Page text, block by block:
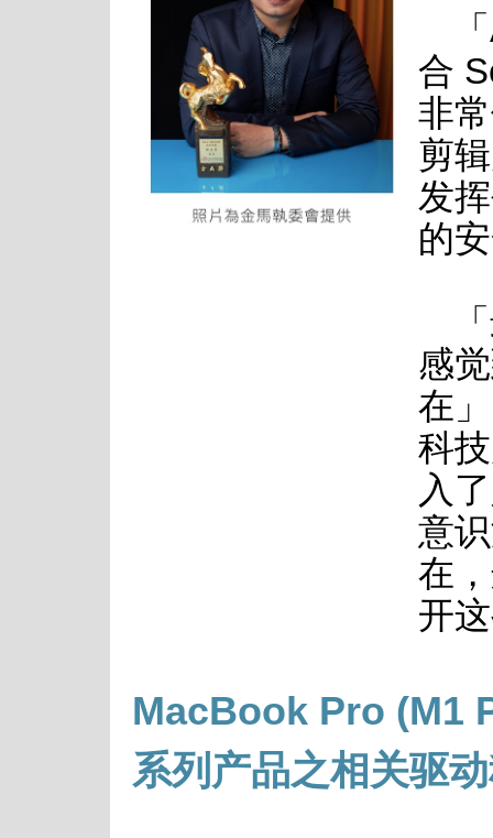
合
非
剪
发
的
感
在
科
入
意
在
开
MacBook Pro (M1
系列产品之相关驱